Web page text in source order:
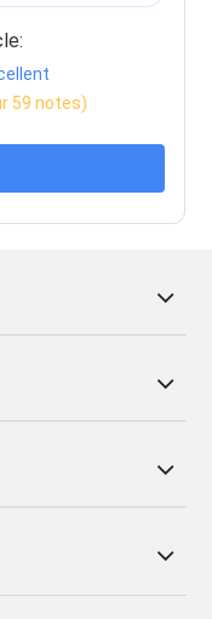
59 notes)